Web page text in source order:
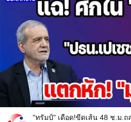
"ทรัมป์" เดือด!ขีดเส้น 48 ช.ม.ถ